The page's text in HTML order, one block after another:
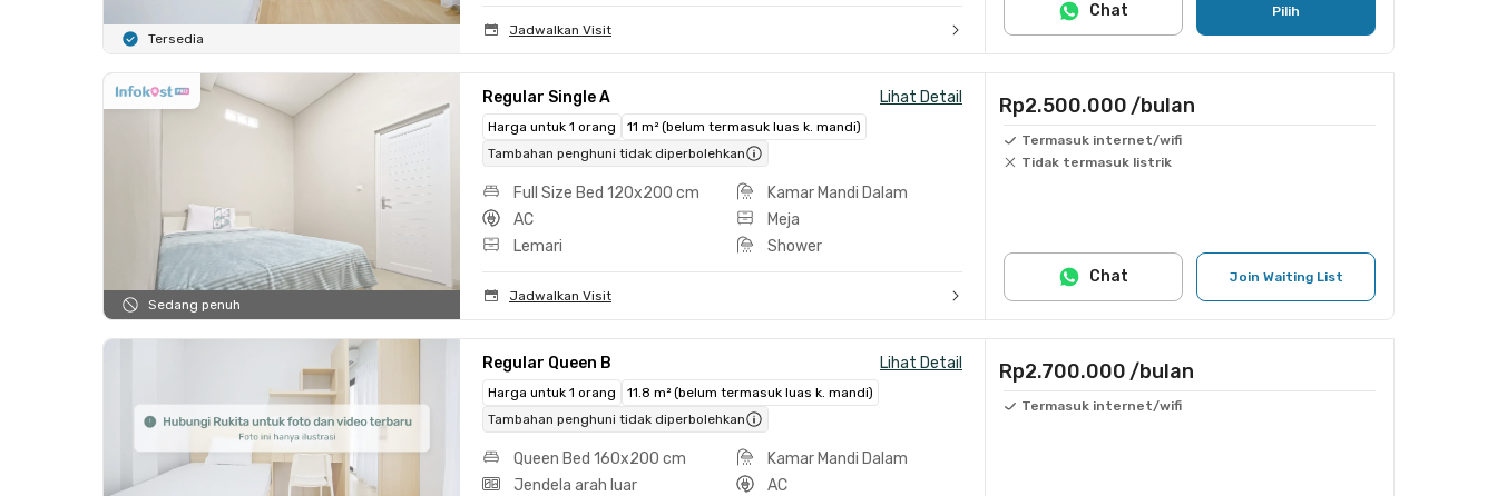
Tersedia
Jadwalkan Visit
Pilih
Chat
Sedang penuh
Regular Single A Lihat Detail
Harga untuk 1 orang
11 m² (belum termasuk luas k. mandi)
Tambahan penghuni tidak diperbolehkan
Full Size Bed 120x200 cm
Kamar Mandi Dalam
AC
Meja
Lemari
Shower
Jadwalkan Visit
Rp2.500.000 /bulan
Termasuk internet/wifi
Tidak termasuk listrik
Join Waiting List
Chat
Regular Queen B Lihat Detail
Harga untuk 1 orang
11.8 m² (belum termasuk luas k. mandi)
Tambahan penghuni tidak diperbolehkan
Queen Bed 160x200 cm
Kamar Mandi Dalam
Jendela arah luar
AC
Rp2.700.000 /bulan
Termasuk internet/wifi